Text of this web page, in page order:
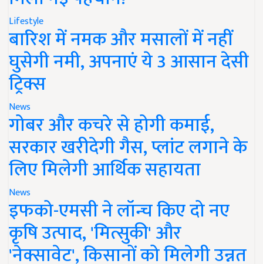
Lifestyle
बारिश में नमक और मसालों में नहीं
घुसेगी नमी, अपनाएं ये 3 आसान देसी
ट्रिक्स
News
गोबर और कचरे से होगी कमाई,
सरकार खरीदेगी गैस, प्लांट लगाने के
लिए मिलेगी आर्थिक सहायता
News
इफको-एमसी ने लॉन्च किए दो नए
कृषि उत्पाद, 'मित्सुकी' और
'नेक्सावेट', किसानों को मिलेगी उन्नत